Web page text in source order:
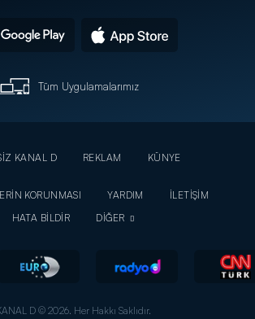
Tüm Uygulamalarımız
KANAL D REKLAM
KÜNYE
KORUNMASI
YARDIM
İLETİŞİM
HATA BİLDİR
DİĞER
D © 2026. Her Hakkı Saklıdır.